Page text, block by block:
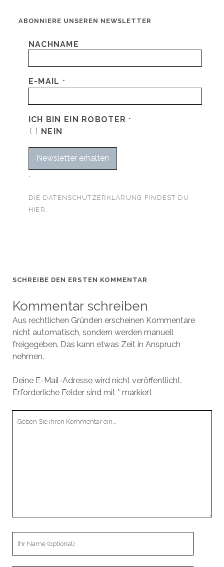
ABONNIERE UNSEREN NEWSLETTER
NACHNAME
E-MAIL *
ICH BIN EIN ROBOTER *
NEIN
DIE DATENSCHUTZERKLÄRUNG FINDEST DU
HIER.
SCHREIBE DEN ERSTEN KOMMENTAR
Kommentar schreiben
Aus rechtlichen Gründen erscheinen Kommentare
nicht automatisch, sondern werden manuell
freigegeben. Das kann etwas Zeit in Anspruch
nehmen.
Deine E-Mail-Adresse wird nicht veröffentlicht.
Erforderliche Felder sind mit * markiert